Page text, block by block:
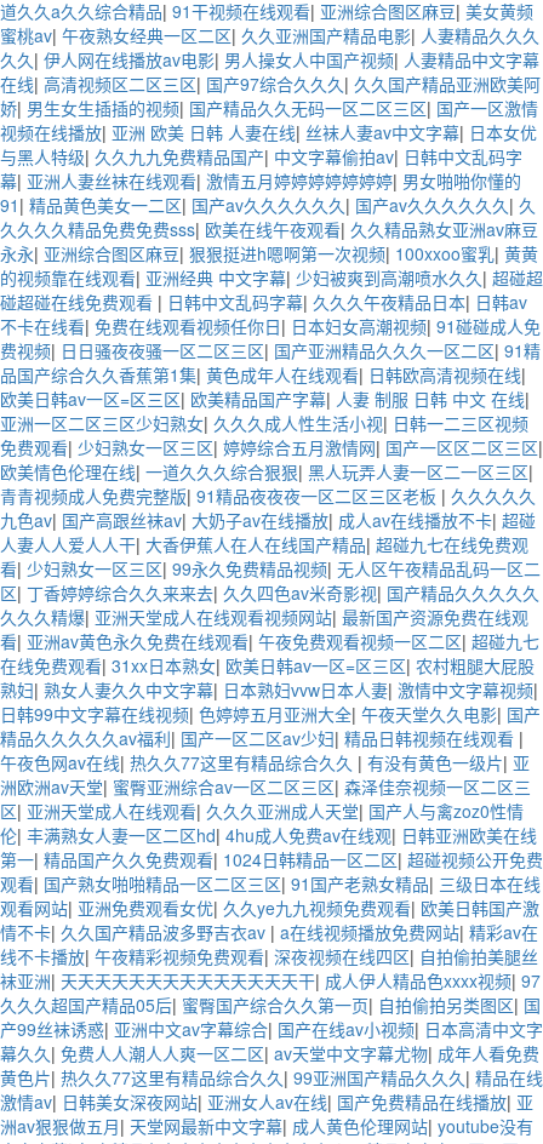
道久久a久久综合精品| 91干视频在线观看| 亚洲综合图区麻豆| 美女黄频
蜜桃av| 午夜熟女经典一区二区| 久久亚洲国产精品电影| 人妻精品久久久
久久| 伊人网在线播放av电影| 男人操女人中国产视频| 人妻精品中文字幕
在线| 高清视频区二区三区| 国产97综合久久久| 久久国产精品亚洲欧美阿
娇| 男生女生插插的视频| 国产精品久久无码一区二区三区| 国产一区激情
视频在线播放| 亚洲 欧美 日韩 人妻在线| 丝袜人妻av中文字幕| 日本女优
与黑人特级| 久久九九免费精品国产| 中文字幕偷拍av| 日韩中文乱码字
幕| 亚洲人妻丝袜在线观看| 激情五月婷婷婷婷婷婷婷| 男女啪啪你懂的
91 | 精品黄色美女一二区| 国产av久久久久久久| 国产av久久久久久久| 久
久久久久精品免费免费sss| 欧美在线午夜观看| 久久精品熟女亚洲av麻豆
永永| 亚洲综合图区麻豆| 狠狠挺进h嗯啊第一次视频| 100xxoo蜜乳| 黄黄
的视频靠在线观看| 亚洲经典 中文字幕| 少妇被爽到高潮喷水久久| 超碰超
碰超碰在线免费观看 | 日韩中文乱码字幕| 久久久午夜精品日本| 日韩av
不卡在线看| 免费在线观看视频任你日| 日本妇女高潮视频| 91碰碰成人免
费视频| 日日骚夜夜骚一区二区三区| 国产亚洲精品久久久一区二区| 91精
品国产综合久久香蕉第1集| 黄色成年人在线观看| 日韩欧高清视频在线|
欧美日韩av一区=区三区| 欧美精品国产字幕| 人妻 制服 日韩 中文 在线|
亚洲一区二区三区少妇熟女| 久久久成人性生活小视| 日韩一二三区视频
免费观看| 少妇熟女一区三区| 婷婷综合五月激情网| 国产一区区二区三区|
欧美情色伦理在线| 一道久久久综合狠狠| 黑人玩弄人妻一区二一区三区|
青青视频成人免费完整版| 91精品夜夜夜一区二区三区老板 | 久久久久久
九色av| 国产高跟丝袜av| 大奶子av在线播放| 成人av在线播放不卡| 超碰
人妻人人爱人人干| 大香伊蕉人在人在线国产精品| 超碰九七在线免费观
看| 少妇熟女一区三区| 99永久免费精品视频| 无人区午夜精品乱码一区二
区| 丁香婷婷综合久久来来去| 久久四色av米奇影视| 国产精品久久久久久
久久久精爆| 亚洲天堂成人在线观看视频网站| 最新国产资源免费在线观
看| 亚洲av黄色永久免费在线观看| 午夜免费观看视频一区二区| 超碰九七
在线免费观看| 31xx日本熟女| 欧美日韩av一区=区三区| 农村粗腿大屁股
熟妇| 熟女人妻久久中文字幕| 日本熟妇vvw日本人妻| 激情中文字幕视频|
日韩99中文字幕在线视频| 色婷婷五月亚洲大全| 午夜天堂久久电影| 国产
精品久久久久久av福利| 国产一区二区av少妇| 精品日韩视频在线观看 |
午夜色网av在线| 热久久77这里有精品综合久久 | 有没有黄色一级片| 亚
洲欧洲av天堂| 蜜臀亚洲综合av一区二区三区| 森泽佳奈视频一区二区三
区| 亚洲天堂成人在线观看| 久久久亚洲成人天堂| 国产人与禽zoz0性情
伦| 丰满熟女人妻一区二区hd| 4hu成人免费av在线观| 日韩亚洲欧美在线
第一| 精品国产久久免费观看| 1024日韩精品一区二区| 超碰视频公开免费
观看| 国产熟女啪啪精品一区二区三区| 91国产老熟女精品| 三级日本在线
观看网站| 亚洲免费观看女优| 久久ye九九视频免费观看| 欧美日韩国产激
情不卡| 久久国产精品波多野吉衣av | a在线视频播放免费网站| 精彩av在
线不卡播放| 午夜精彩视频免费观看| 深夜视频在线四区| 自拍偷拍美腿丝
袜亚洲| 天天天天天天天天天天天天天天干| 成人伊人精品色xxxx视频| 97
久久久超国产精品05后| 蜜臀国产综合久久第一页| 自拍偷拍另类图区| 国
产99丝袜诱惑| 亚洲中文av字幕综合| 国产在线av小视频| 日本高清中文字
幕久久| 免费人人潮人人爽一区二区| av天堂中文字幕尤物| 成年人看免费
黄色片| 热久久77这里有精品综合久久| 99亚洲国产精品久久久| 精品在线
激情av| 日韩美女深夜网站| 亚洲女人av在线| 国产免费精品在线播放| 亚
洲av狠狠做五月| 天堂网最新中文字幕| 成人黄色伦理网站| youtube没有